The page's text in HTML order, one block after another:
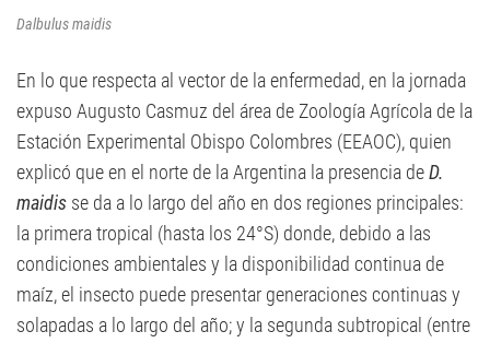
Dalbulus maidis
En lo que respecta al vector de la enfermedad, en la jornada
expuso Augusto Casmuz del área de Zoología Agrícola de la
Estación Experimental Obispo Colombres (EEAOC), quien
explicó que en el norte de la Argentina la presencia deD.
maidis se da a lo largo del año en dos regiones principales:
la primera tropical (hasta los 24°S) donde, debido a las
condiciones ambientales y la disponibilidad continua de
maíz, el insecto puede presentar generaciones continuas y
solapadas a lo largo del año; y la segunda subtropical (entre